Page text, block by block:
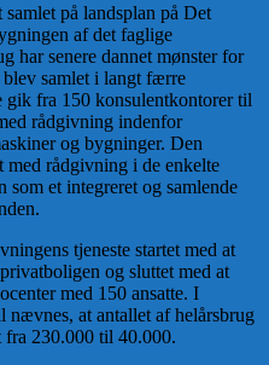
på landsplan på Det
af det faglige
har senere dannet mønster for
samlet i langt færre
gik fra 150 konsulentkontorer til
rådgivning indenfor
og bygninger. Den
rådgivning i de enkelte
som et integreret og samlende
tjeneste startet med at
og sluttet med at
med 150 ansatte. I
nævnes, at antallet af helårsbrug
fra 230.000 til 40.000.